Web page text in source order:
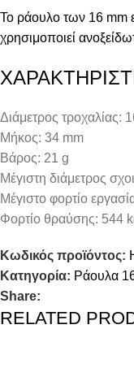
Το ράουλο των 16 mm
χρησιμοποιεί
Διάμετρος τροχαλίας:
Μήκος: 34 mm
Βάρος: 21 g
Μέγιστη διάμετρος
Μέγιστο φορτίο
Φορτίο θραύσης: 544
Κωδικός προϊόντος:
Κατηγορία: Ράουλα
Share:
RELATED